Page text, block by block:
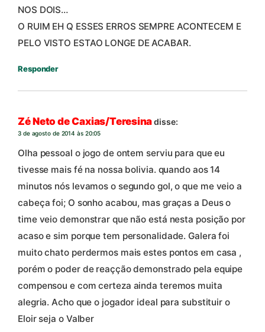
NOS DOIS…
O RUIM EH Q ESSES ERROS SEMPRE ACONTECEM E
PELO VISTO ESTAO LONGE DE ACABAR.
Responder
Zé Neto de Caxias/Teresinadisse:
3 de agosto de 2014 às 20:05
Olha pessoal o jogo de ontem serviu para que eu
tivesse mais fé na nossa bolivia. quando aos 14
minutos nós levamos o segundo gol, o que me veio a
cabeça foi; O sonho acabou, mas graças a Deus o
time veio demonstrar que não está nesta posição por
acaso e sim porque tem personalidade. Galera foi
muito chato perdermos mais estes pontos em casa ,
porém o poder de reaçção demonstrado pela equipe
compensou e com certeza ainda teremos muita
alegria. Acho que o jogador ideal para substituir o
Eloir seja o Valber